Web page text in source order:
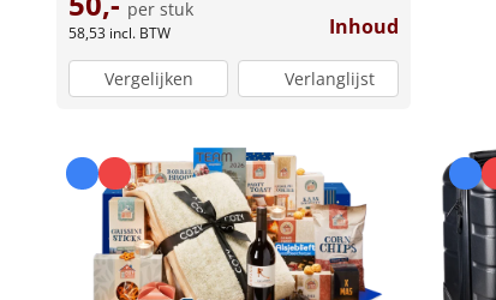
per stuk
58,53 incl. BTW Inhoud
Vergelijken Verlanglijst